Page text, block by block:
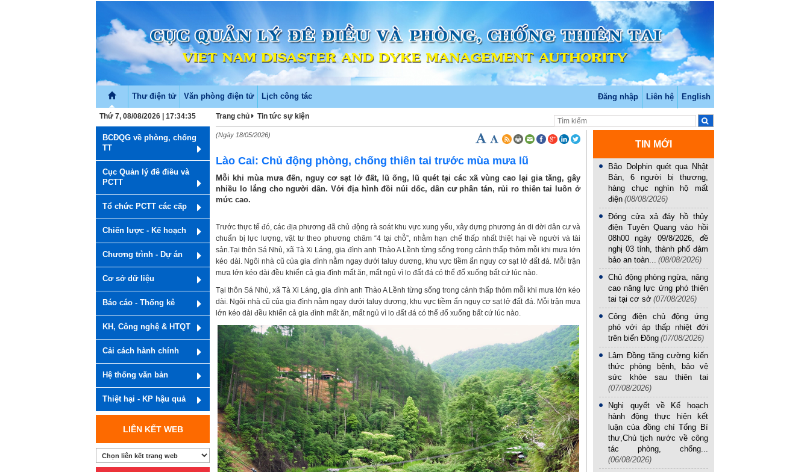
Thư điện tử Văn phòng điện tử Lịch công tác Đăng nhập Liên hệ English
Thứ 7, 08/08/2026 | 17:34:35 Trang chủ Tin tức sự kiện
BCĐQG về phòng, chống
TT
Cục Quản lý đê điều và
PCTT
Tổ chức PCTT các cấp
Chiến lược - Kế hoạch
Chương trình - Dự án
Cơ sở dữ liệu
Báo cáo - Thống kê
KH, Công nghệ & HTQT
Cải cách hành chính
Hệ thống văn bản
Thiệt hại - KP hậu quả
LIÊN KẾT WEB
(Ngày 18/05/2026)
Lào Cai: Chủ động phòng, chống thiên tai trước mùa mưa lũ
Mỗi khi mùa mưa đến, nguy cơ sạt lở đất, lũ ống, lũ quét tại các xã vùng cao lại gia tăng, gây
nhiều lo lắng cho người dân. Với địa hình đồi núi dốc, dân cư phân tán, rủi ro thiên tai luôn ở
mức cao.
Trước thực tế đó, các địa phương đã chủ động rà soát khu vực xung yếu, xây dựng phương án di dời dân cư và
chuẩn bị lực lượng, vật tư theo phương châm “4 tại chỗ”, nhằm hạn chế thấp nhất thiệt hại về người và tài
sản.Tại thôn Sá Nhù, xã Tà Xi Láng, gia đình anh Thào A Lềnh từng sống trong cảnh thấp thỏm mỗi khi mưa lớn
kéo dài. Ngôi nhà cũ của gia đình nằm ngay dưới taluy dương, khu vực tiềm ẩn nguy cơ sạt lở đất đá. Mỗi trận
mưa lớn kéo dài đều khiến cả gia đình mất ăn, mất ngủ vì lo đất đá có thể đổ xuống bất cứ lúc nào.
Tại thôn Sá Nhù, xã Tà Xi Láng, gia đình anh Thào A Lềnh từng sống trong cảnh thấp thỏm mỗi khi mưa lớn kéo
dài. Ngôi nhà cũ của gia đình nằm ngay dưới taluy dương, khu vực tiềm ẩn nguy cơ sạt lở đất đá. Mỗi trận mưa
lớn kéo dài đều khiến cả gia đình mất ăn, mất ngủ vì lo đất đá có thể đổ xuống bất cứ lúc nào.
TIN MỚI
Bão Dolphin quét qua Nhật
Bản, 6 người bị thương,
hàng chục nghìn hộ mất
điện (08/08/2026)
Đóng cửa xả đáy hồ thủy
điện Tuyên Quang vào hồi
08h00 ngày 09/8/2026, đề
nghị 03 tỉnh, thành phố đảm
bảo an toàn... (08/08/2026)
Chủ động phòng ngừa, nâng
cao năng lực ứng phó thiên
tai tại cơ sở (07/08/2026)
Công điện chủ động ứng
phó với áp thấp nhiệt đới
trên biển Đông (07/08/2026)
Lâm Đồng tăng cường kiến
thức phòng bệnh, bảo vệ
sức khỏe sau thiên tai
(07/08/2026)
Nghị quyết về Kế hoạch
hành động thực hiện kết
luận của đồng chí Tổng Bí
thư,Chủ tịch nước về công
tác phòng, chống...
(06/08/2026)